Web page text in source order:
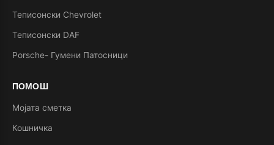
Теписонски Chevrolet
Теписонски DAF
Porsche- Гумени Патосници
ПОМОШ
Мојата сметка
Кошничка